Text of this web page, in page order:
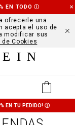
EN TODOⒾ
ofrecerle una
acepta el uso de
modificar sus
Cookies
EN TU PEDIDO! Ⓘ